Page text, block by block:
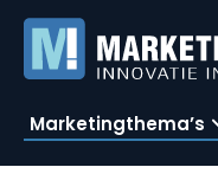
Marketingthema’s